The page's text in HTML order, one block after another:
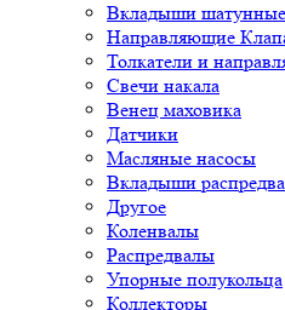
Вкладыши шатунные
Направляющие
Толкатели и
Свечи накала
Венец маховика
Датчики
Масляные насосы
Вкладыши
Другое
Коленвалы
Распредвалы
Упорные полукольца
Коллекторы